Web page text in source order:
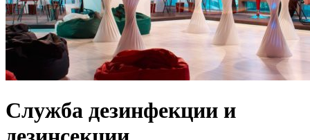
Служба дезинфекции и